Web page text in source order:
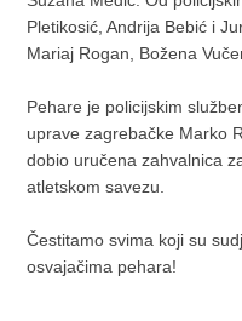
Pletikosić, Andrija Bebić i
Mariaj Rogan, Božena
Pehare je policijskim
uprave zagrebačke Marko
dobio uručena zahvalnica
atletskom savezu.
Čestitamo svima koji su
osvajačima pehara!